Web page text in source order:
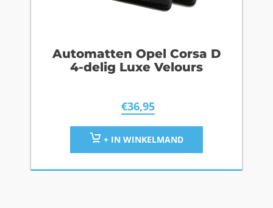
Automatten Opel Corsa D
4-delig Luxe Velours
€36,95
+ IN WINKELMAND